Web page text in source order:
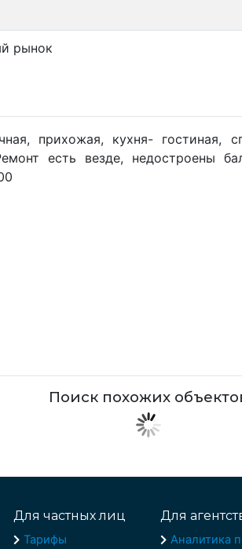
рынок
прихожая, кухня- гостиная,
есть везде, недостроены
Поиск похожих
Для частных лиц
Тарифы
Для
Аналитика